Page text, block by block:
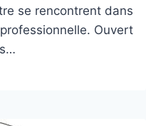
se rencontrent dans
Ouvert